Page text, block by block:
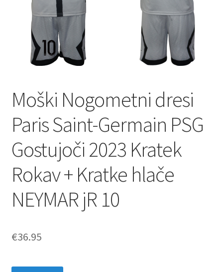
Moški Nogometni dresi
Paris Saint-Germain PSG
Gostujoči 2023 Kratek
Rokav + Kratke hlače
NEYMAR jR 10
€36.95